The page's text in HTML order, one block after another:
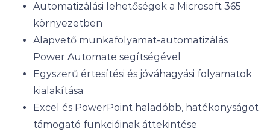
Automatizálási lehetőségek a Microsoft 365
környezetben
Alapvető munkafolyamat-automatizálás
Power Automate segítségével
Egyszerű értesítési és jóváhagyási folyamatok
kialakítása
Excel és PowerPoint haladóbb, hatékonyságot
támogató funkcióinak áttekintése